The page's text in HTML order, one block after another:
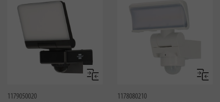
Vergleichen
1179050020
1178080210